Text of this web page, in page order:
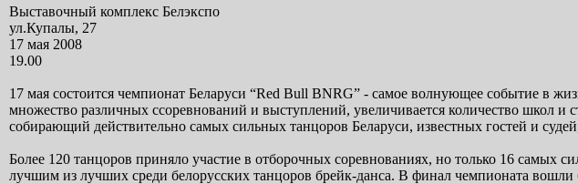
Выставочный комплекс Белэкспо
ул.Купалы, 27
17 мая 2008
19.00
17 мая состоится чемпионат Беларуси “Red Bull BNRG” - самое волнующее событие в
множество различных cсоревнований и выступлений, увеличивается количество школ
собирающий действительно самых сильных танцоров Беларуси, известных гостей и
Более 120 танцоров приняло участие в отборочных соревнованиях, но только 16 самых
лучшим из лучших среди белорусских танцоров брейк-данса. В финал чемпионата